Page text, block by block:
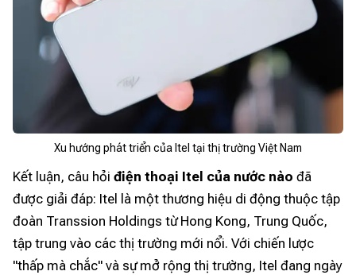
Xu hướng phát triển của Itel tại thị trường Việt Nam
Kết luận, câu hỏi điện thoại Itel của nước nào đã
được giải đáp: Itel là một thương hiệu di động thuộc tập
đoàn Transsion Holdings từ Hong Kong, Trung Quốc,
tập trung vào các thị trường mới nổi. Với chiến lược
"thấp mà chắc" và sự mở rộng thị trường, Itel đang ngày